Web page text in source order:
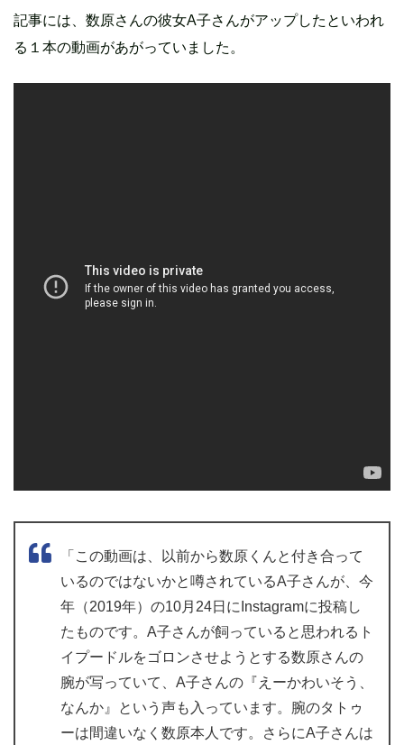
記事には、数原さんの彼女A子さんがアップしたといわれ
る１本の動画があがっていました。
「この動画は、以前から数原くんと付き合って
いるのではないかと噂されているA子さんが、今
年（2019年）の10月24日にInstagramに投稿し
たものです。A子さんが飼っていると思われるト
イプードルをゴロンさせようとする数原さんの
腕が写っていて、A子さんの『えーかわいそう、
なんか』という声も入っています。腕のタトゥ
ーは間違いなく数原本人です。さらにA子さんは